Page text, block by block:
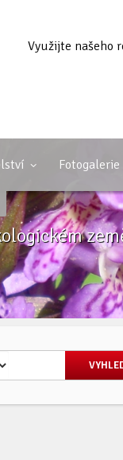
Využijte našeho
Fotogalerie